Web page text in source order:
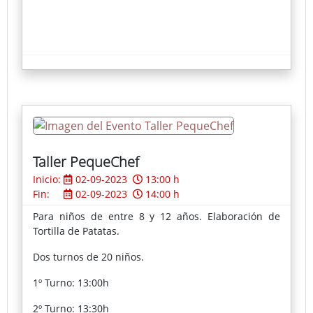
Taller PequeChef
Inicio: 02-09-2023
13:00 h
Fin:
02-09-2023
14:00 h
Para niños de entre 8 y 12 años. Elaboración de
Tortilla de Patatas.
Dos turnos de 20 niños.
1º Turno: 13:00h
2º Turno: 13:30h